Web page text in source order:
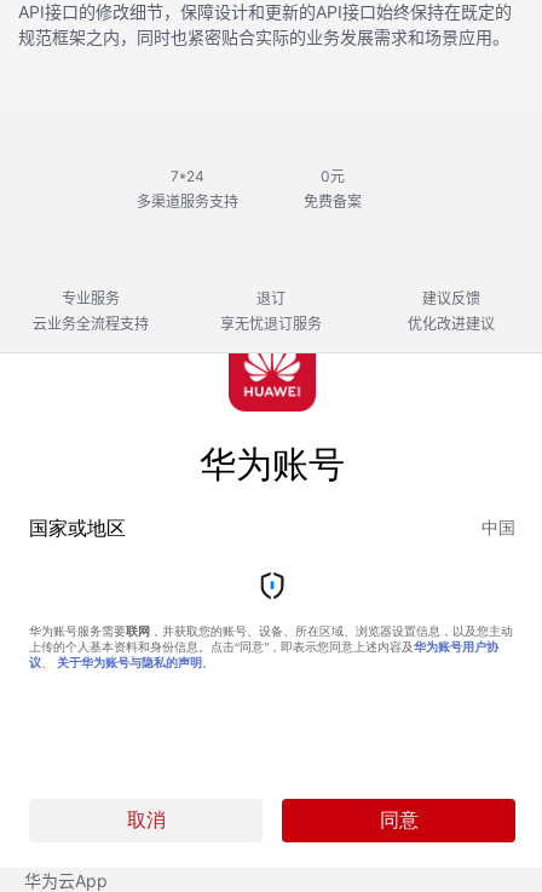
API接口的修改细节，保障设计和更新的API接口始终保持在既定的
规范框架之内，同时也紧密贴合实际的业务发展需求和场景应用。
7*24
多渠道服务支持
0元
免费备案
专业服务
云业务全流程支持
退订
享无忧退订服务
建议反馈
优化改进建议
华为云App